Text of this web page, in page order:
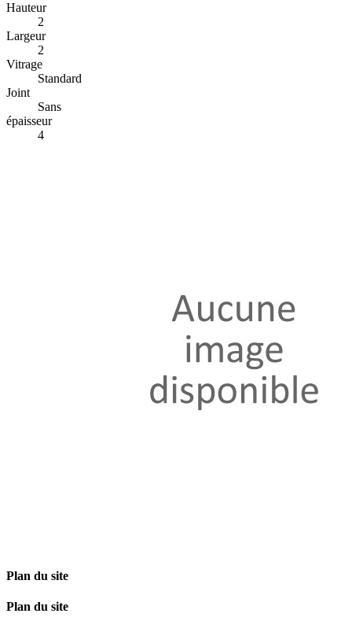
Hauteur
2
Largeur
2
Vitrage
Standard
Joint
Sans
épaisseur
4
Plan du site
Plan du site